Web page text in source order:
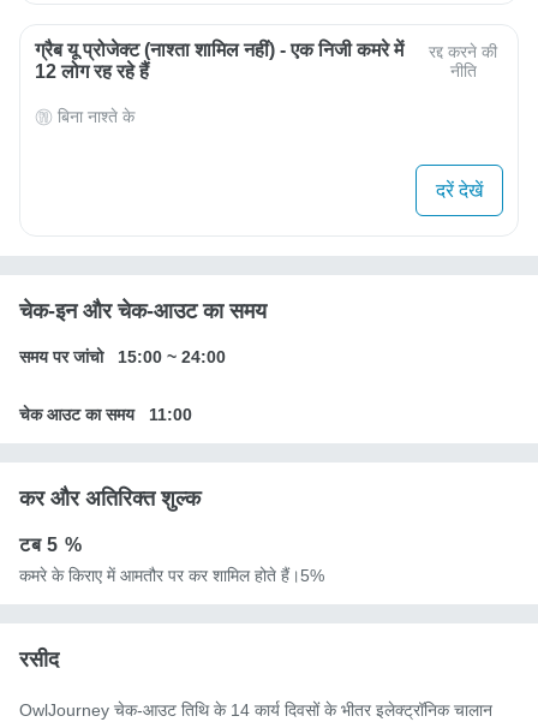
ग्रैब यू प्रोजेक्ट (नाश्ता शामिल नहीं) - एक निजी कमरे में
12 लोग रह रहे हैं
रद्द करने की
नीति
बिना नाश्ते के
दरें देखें
चेक-इन और चेक-आउट का समय
समय पर जांचो 15:00 ~ 24:00
चेक आउट का समय 11:00
कर और अतिरिक्त शुल्क
टब5 %
कमरे के किराए में आमतौर पर कर शामिल होते हैं।5%
रसीद
OwlJourney चेक-आउट तिथि के 14 कार्य दिवसों के भीतर इलेक्ट्रॉनिक चालान